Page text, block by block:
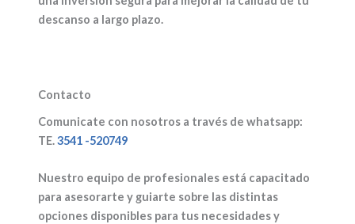
descanso a largo plazo.
Contacto
Comunicate con nosotros a través de whatsapp:
TE.3541 -520749
Nuestro equipo de profesionales está capacitado
para asesorarte y guiarte sobre las distintas
opciones disponibles para tus necesidades y